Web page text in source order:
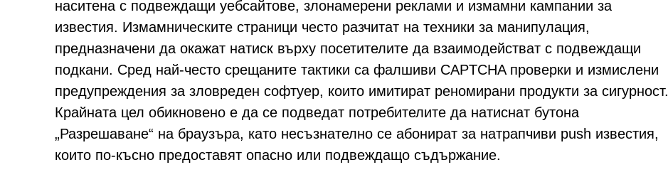
наситена с подвеждащи уебсайтове, злонамерени реклами и измамни кампании за
известия. Измамническите страници често разчитат на техники за манипулация,
предназначени да окажат натиск върху посетителите да взаимодействат с подвеждащи
подкани. Сред най-често срещаните тактики са фалшиви CAPTCHA проверки и измислени
предупреждения за зловреден софтуер, които имитират реномирани продукти за сигурност.
Крайната цел обикновено е да се подведат потребителите да натиснат бутона
„Разрешаване“ на браузъра, като несъзнателно се абонират за натрапчиви push известия,
които по-късно предоставят опасно или подвеждащо съдържание.